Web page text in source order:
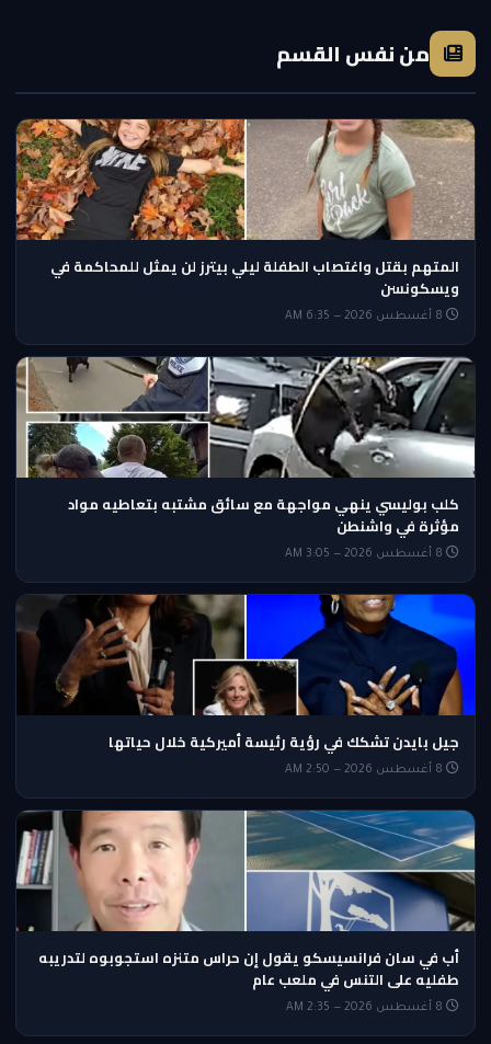
من نفس القسم
المتهم بقتل واغتصاب الطفلة ليلي بيترز لن يمثل للمحاكمة في
ويسكونسن
كلب بوليسي ينهي مواجهة مع سائق مشتبه بتعاطيه مواد
مؤثرة في واشنطن
جيل بايدن تشكك في رؤية رئيسة أميركية خلال حياتها
أب في سان فرانسيسكو يقول إن حراس متنزه استجوبوه لتدريبه
طفليه على التنس في ملعب عام